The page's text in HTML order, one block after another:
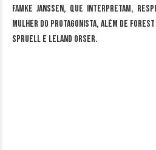
Famke Janssen, que interpretam,
mulher do protagonista, além de Forest
Spruell e Leland Orser.